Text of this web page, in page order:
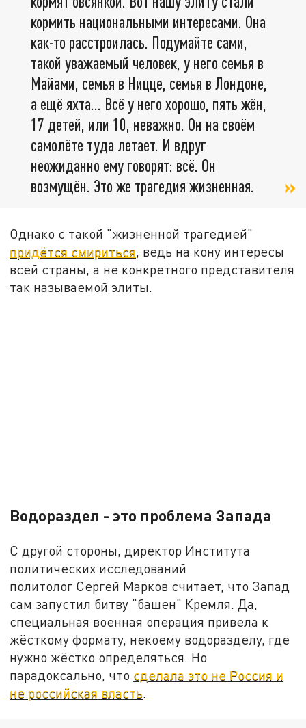
кормить национальными интересами. Она
как-то расстроилась. Подумайте сами,
такой уважаемый человек, у него семья в
Майами, семья в Ницце, семья в Лондоне,
а ещё яхта... Всё у него хорошо, пять жён,
17 детей, или 10, неважно. Он на своём
самолёте туда летает. И вдруг
неожиданно ему говорят: всё. Он
возмущён. Это же трагедия жизненная.
Однако с такой "жизненной трагедией"
придётся смириться, ведь на кону интересы
всей страны, а не конкретного представителя
так называемой элиты.
Водораздел - это проблема Запада
С другой стороны, директор Института
политических исследований
политолог Сергей Марков считает, что Запад
сам запустил битву "башен" Кремля. Да,
специальная военная операция привела к
жёсткому формату, некоему водоразделу, где
нужно жёстко определяться. Но
парадоксально, что сделала это не Россия и
не российская власть.